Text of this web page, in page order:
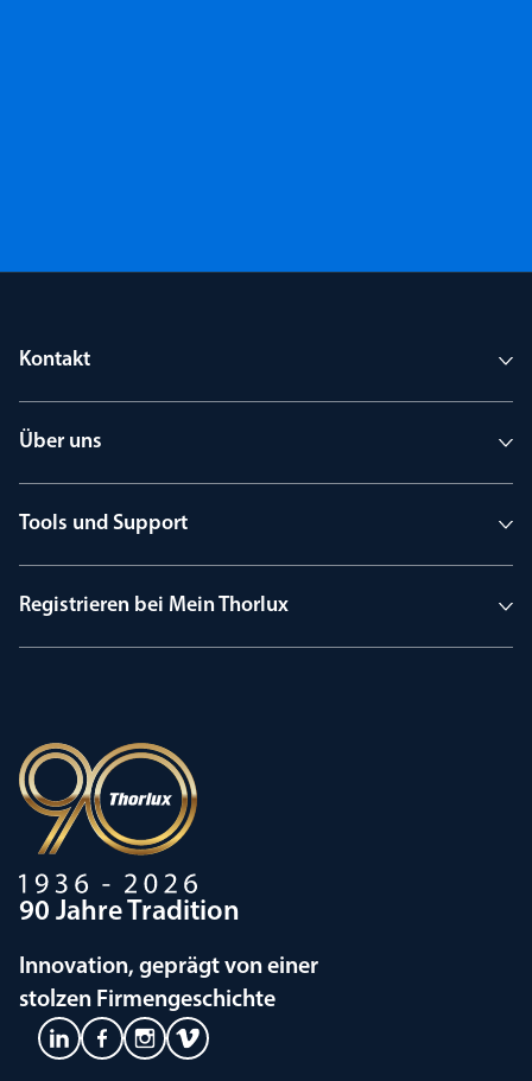
Kontakt
Über uns
Tools und Support
Registrieren bei Mein Thorlux
90 Jahre Tradition
Innovation, geprägt von einer
stolzen Firmengeschichte